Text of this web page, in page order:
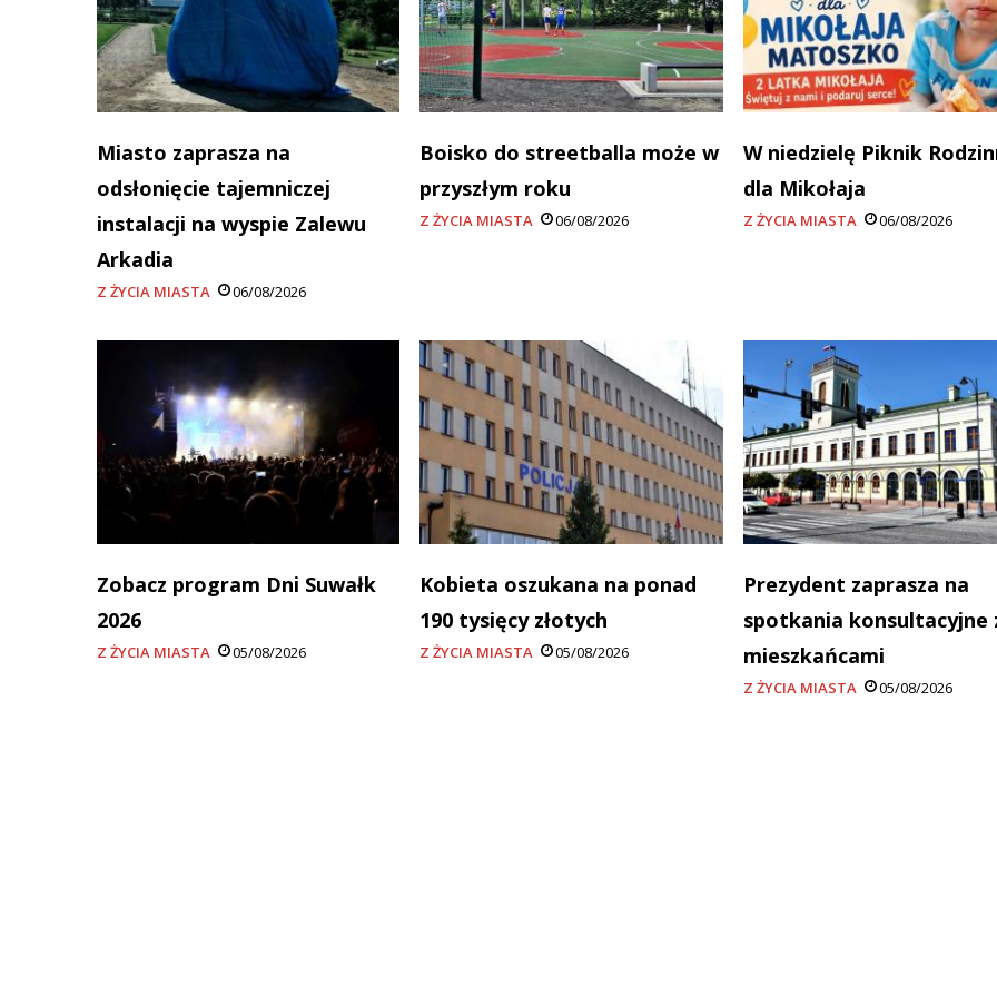
Miasto zaprasza na
odsłonięcie tajemniczej
instalacji na wyspie Zalewu
Arkadia
Z ŻYCIA MIASTA 06/08/2026
Boisko do streetballa może w
przyszłym roku
Z ŻYCIA MIASTA 06/08/2026
W niedzielę Piknik
dla Mikołaja
Z ŻYCIA MIASTA 06/08/2026
Zobacz program Dni Suwałk
2026
Z ŻYCIA MIASTA 05/08/2026
Kobieta oszukana na ponad
190 tysięcy złotych
Z ŻYCIA MIASTA 05/08/2026
Prezydent zaprasza na
spotkania konsultacyjne
mieszkańcami
Z ŻYCIA MIASTA 05/08/2026